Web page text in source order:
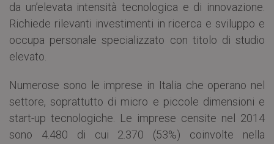
da un’elevata intensità tecnologica e di innovazione.
Richiede rilevanti investimenti in ricerca e sviluppo e
occupa personale specializzato con titolo di studio
elevato.
Numerose sono le imprese in Italia che operano nel
settore, soprattutto di micro e piccole dimensioni e
start-up tecnologiche. Le imprese censite nel 2014
sono 4.480 di cui 2.370 (53%) coinvolte nella